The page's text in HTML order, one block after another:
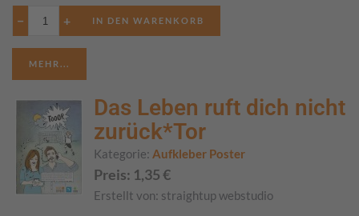
− +
MEHR...
Das Leben ruft dich nicht
zurück*Tor
Kategorie: Aufkleber Poster
Preis: 1,35€
Erstellt von: straightup webstudio